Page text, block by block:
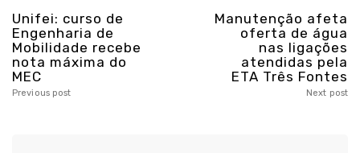
Unifei: curso de
Engenharia de
Mobilidade recebe
nota máxima do
MEC
Previous post
Manutenção afeta
oferta de água
nas ligações
atendidas pela
ETA Três Fontes
Next post